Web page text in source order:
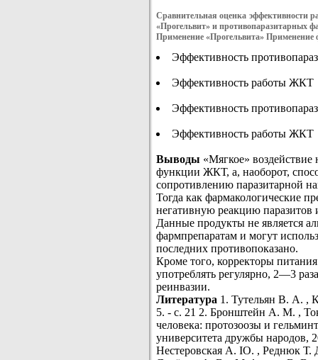
Сравнительная оценка эффективности
«Прогельвит» и противопаразитарных
Применение «Прогельвита» Применение
Эффективность
Эффективность работы ЖКТ
Эффективность
Эффективность работы ЖКТ
Выводы «Мягкое»
функции ЖКТ, а, наоборот,
сопротивлению паразитарной
Тогда как фармакологические
негативную реакцию паразитов
Данные продукты не является
фармпрепаратам и могут
последних противопоказано.
Кроме того, корректоры
употреблять регулярно, 2—3
реинвазии.
Литература 1. Тутельян В. А. ,
5. - с. 21 2. Бронштейн А. М. ,
человека: протозоозы и
университета дружбы народов,
Нестеровская A. IO. , Реднюк